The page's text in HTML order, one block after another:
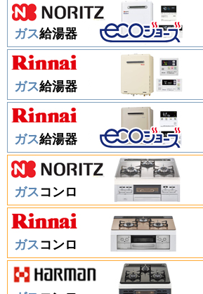
ガス給湯器
ガス給湯器
ガス給湯器
ガスコンロ
ガスコンロ